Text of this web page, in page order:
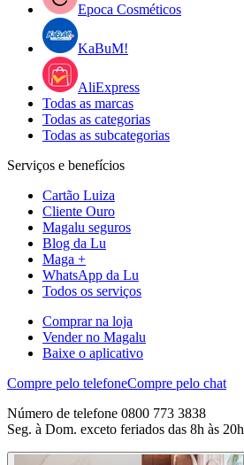
Epoca Cosméticos
KaBuM!
AliExpress
Todas as marcas
Todas as categorias
Todas as subcategorias
Serviços e benefícios
Cartão Luiza
Cliente Ouro
Magalu seguros
Blog da Lu
Maga +
WhatsApp da Lu
Todos os serviços
Comprar na loja
Vender no Magalu
Baixe o aplicativo
Compre pelo telefoneCompre pelo chat
Número de telefone 0800 773 3838
Seg. à Dom. exceto feriados das 8h às 20h